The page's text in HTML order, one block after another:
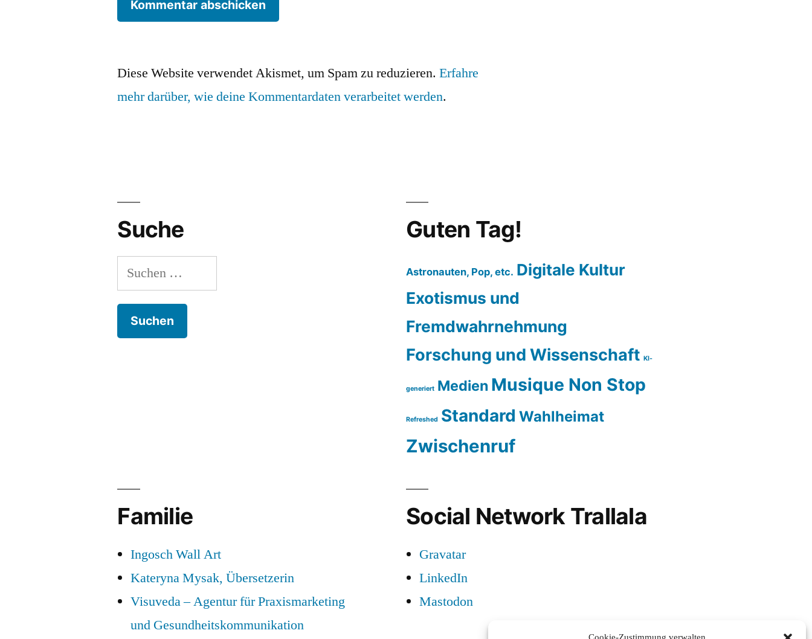
Diese Website verwendet Akismet, um Spam zu reduzieren.Erfahre
mehr darüber, wie deine Kommentardaten verarbeitet werden.
Suche
Suchen
nach:
Guten Tag!
Astronauten, Pop, etc. Digitale Kultur
Exotismus und
Fremdwahrnehmung
Forschung und Wissenschaft KI-
generiert Medien Musique Non Stop
Refreshed Standard Wahlheimat
Zwischenruf
Familie
Ingosch Wall Art
Kateryna Mysak, Übersetzerin
Visuveda – Agentur für Praxismarketing
und Gesundheitskommunikation
Social Network Trallala
Gravatar
LinkedIn
Mastodon